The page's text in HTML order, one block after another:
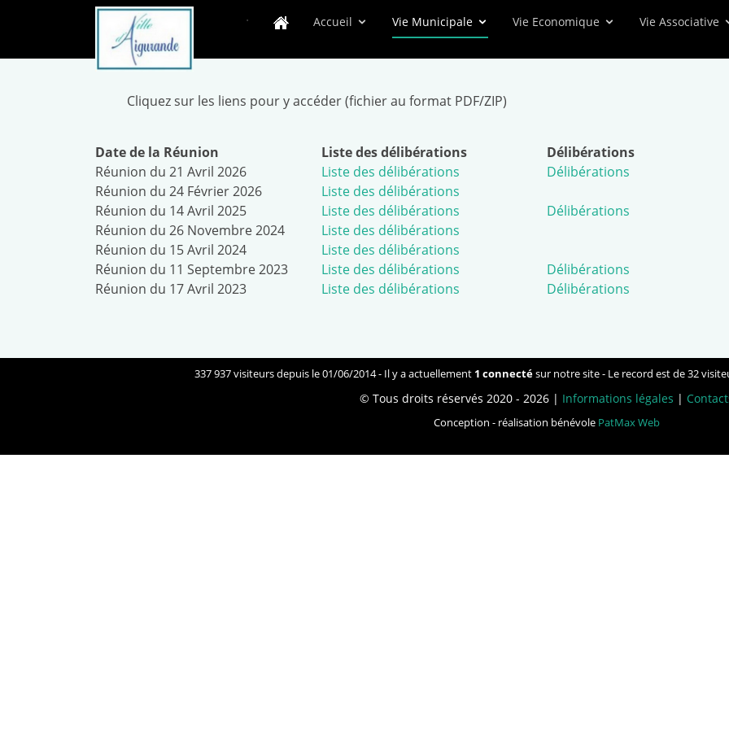
. Accueil Vie Municipale Vie Economique Vie Associative
Cliquez sur les liens pour y accéder (fichier au format PDF/ZIP)
Date de la Réunion Liste des délibérations Délibérations
Réunion du 21 Avril 2026
Liste des délibérations
Délibérations
Réunion du 24 Février 2026
Liste des délibérations
Réunion du 14 Avril 2025
Liste des délibérations Délibérations
Réunion du 26 Novembre 2024
Liste des délibérations
Réunion du 15 Avril 2024
Liste des délibérations
Réunion du 11 Septembre 2023
Liste des délibérations
Délibérations
Réunion du 17 Avril 2023
Liste des délibérations Délibérations
337 937 visiteurs depuis le 01/06/2014 - Il y a actuellement 1 connectésur notre site - Le record est de 32
© Tous droits réservés 2020 - 2026 | Informations légales |
Conception - réalisation bénévole PatMax Web